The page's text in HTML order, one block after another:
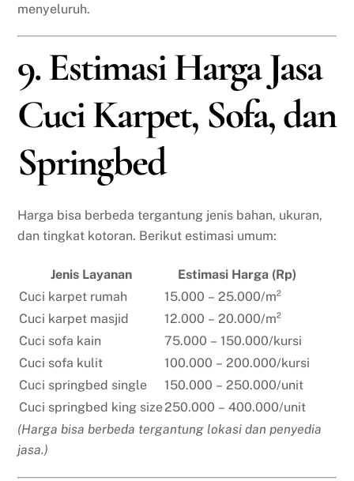
menyeluruh.
9. Estimasi Harga Jasa
Cuci Karpet, Sofa, dan
Springbed
Harga bisa berbeda tergantung jenis bahan, ukuran,
dan tingkat kotoran. Berikut estimasi umum:
Jenis Layanan
Estimasi Harga (Rp)
Cuci karpet rumah
15.000 – 25.000/m²
Cuci karpet masjid
12.000 – 20.000/m²
Cuci sofa kain
75.000 – 150.000/kursi
Cuci sofa kulit
100.000 – 200.000/kursi
Cuci springbed single
150.000 – 250.000/unit
Cuci springbed king size250.000 – 400.000/unit
(Harga bisa berbeda tergantung lokasi dan penyedia
jasa.)